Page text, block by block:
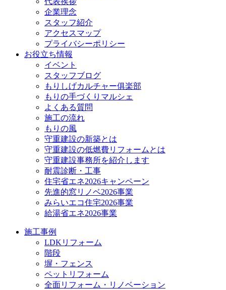
企業理念
スタッフ紹介
アクセスマップ
プライバシーポリシー
お役立ち情報
イベント
スタッフブログ
もりしげカルチャー俱楽部
もりの手づくりマルシェ
よくある質問
施工の流れ
もりの風
守重建設の新築とは
守重建設の低燃費リフォームとは
守重建設事務所を紹介します
耐震診断・工事
住宅省エネ2026キャンペーン
先進的窓リノベ2026事業
みらいエコ住宅2026事業
給湯省エネ2026事業
施工事例
LDKリフォーム
階段
塀・フェンス
ペットリフォーム
全面リフォーム・リノベーション